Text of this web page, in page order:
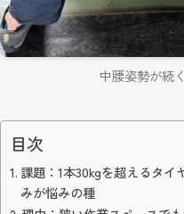
中腰姿勢が続
目次
課題：1本30kgを超えるタ
みが悩みの種